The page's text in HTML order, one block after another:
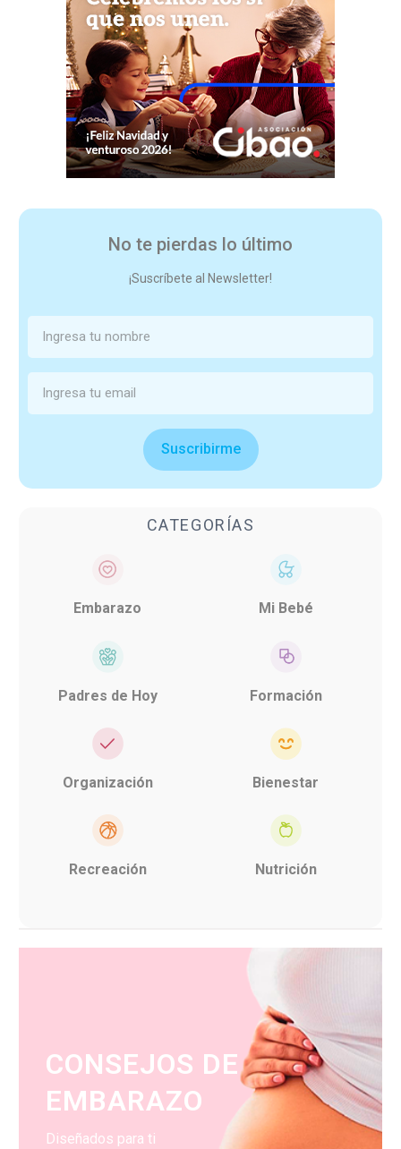
No te pierdas lo último
¡Suscríbete al Newsletter!
Suscribirme
CATEGORÍAS
Embarazo Mi Bebé
Padres de Hoy Formación
Organización Bienestar
Recreación Nutrición
CONSEJOS DE
EMBARAZO
Diseñados para ti